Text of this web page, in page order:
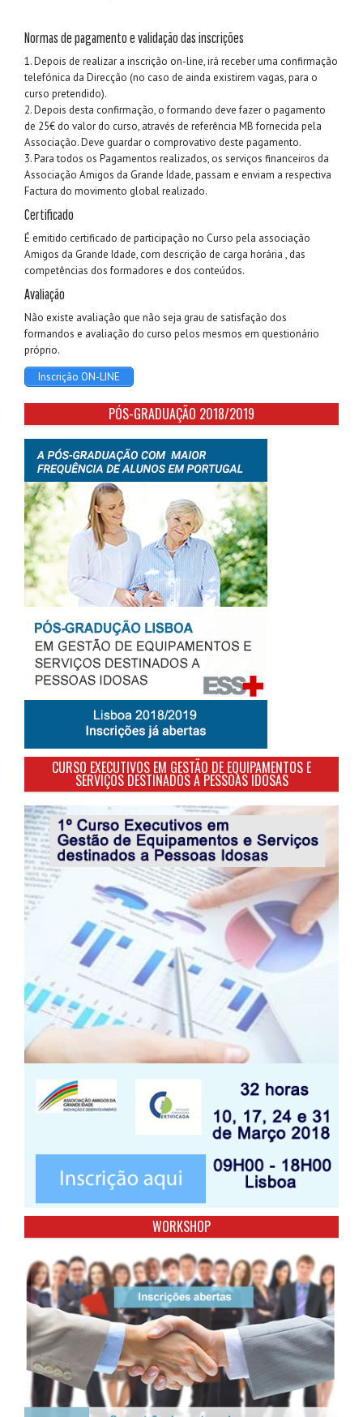
Normas de pagamento e validação das inscrições
1. Depois de realizar a inscrição on-line, irá receber uma confirmação
telefónica da Direcção (no caso de ainda existirem vagas, para o
curso pretendido).
2. Depois desta confirmação, o formando deve fazer o pagamento
de 25€ do valor do curso, através de referência MB fornecida pela
Associação. Deve guardar o comprovativo deste pagamento.
3. Para todos os Pagamentos realizados, os serviços financeiros da
Associação Amigos da Grande Idade, passam e enviam a respectiva
Factura do movimento global realizado.
Certificado
É emitido certificado de participação no Curso pela associação
Amigos da Grande Idade, com descrição de carga horária , das
competências dos formadores e dos conteúdos.
Avaliação
Não existe avaliação que não seja grau de satisfação dos
formandos e avaliação do curso pelos mesmos em questionário
próprio.
Inscrição ON-LINE
PÓS-GRADUAÇÃO 2018/2019
CURSO EXECUTIVOS EM GESTÃO DE EQUIPAMENTOS E
SERVIÇOS DESTINADOS A PESSOAS IDOSAS
WORKSHOP